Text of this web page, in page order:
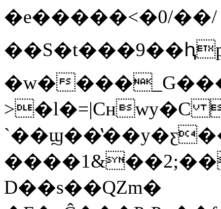
�e�����<�0/��/
�w�
����ߵ��0��;2��&1�ẻ���v
D��s��QZm�